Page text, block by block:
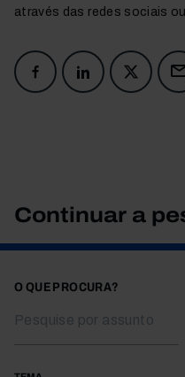
através das redes sociais
Continuar a
O QUE PROCURA?